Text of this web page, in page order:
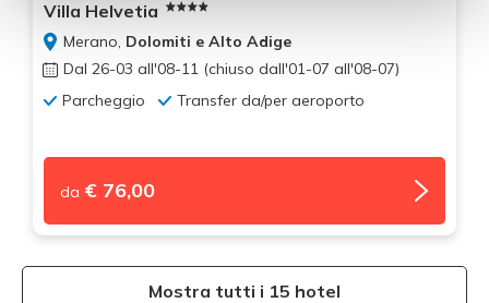
Villa Helvetia
Merano, Dolomiti e Alto Adige
Dal 26-03 all'08-11 (chiuso dall'01-07 all'08-07)
Parcheggio
Transfer da/per aeroporto
da € 76,00
Mostra tutti i 15 hotel